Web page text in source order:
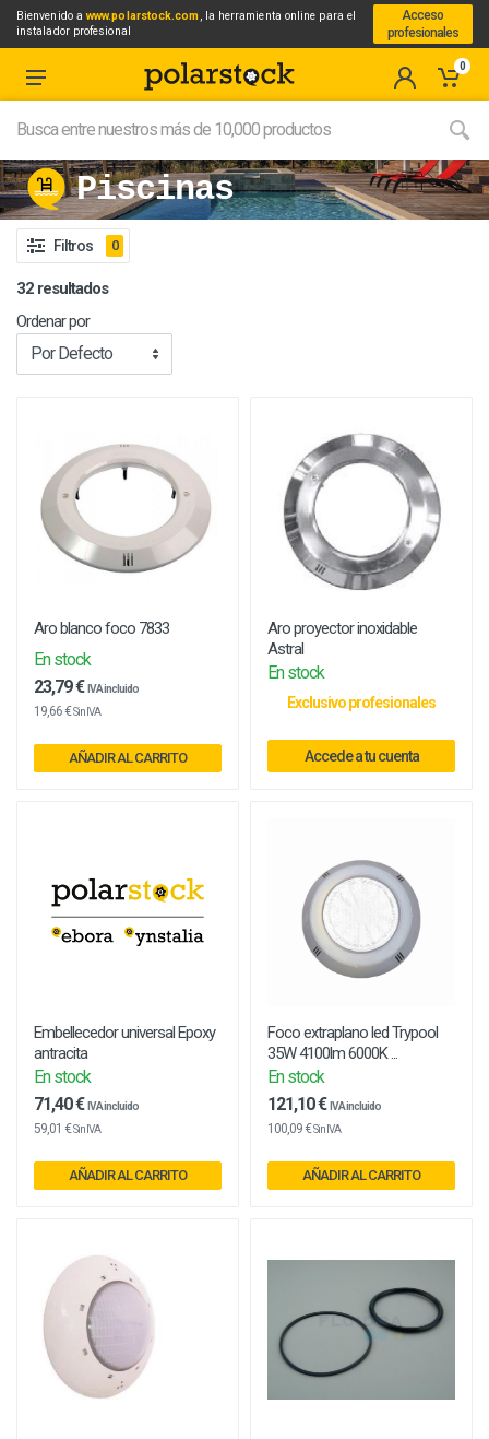
Bienvenido awww.polarstock.com, la herramienta online para el
instalador profesional
Acceso
profesionales
0
Piscinas
Filtros 0
32 resultados
Ordenar por
Aro blanco foco 7833
En stock
23,79 € IVA incluido
19,66 €Sin IVA
AÑADIR AL CARRITO
Aro proyector inoxidable
Astral
En stock
Exclusivo profesionales
Accede a tu cuenta
Embellecedor universal Epoxy
antracita
En stock
71,40 € IVA incluido
59,01 €Sin IVA
AÑADIR AL CARRITO
Foco extraplano led Trypool
35W 4100lm 6000K ...
En stock
121,10 € IVA incluido
100,09 €Sin IVA
AÑADIR AL CARRITO